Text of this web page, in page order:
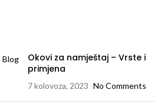
Okovi za namještaj – Vrste i
primjena
7 kolovoza, 2023 No Comments